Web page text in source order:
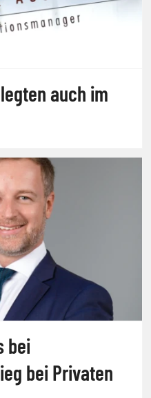
auch im
bei
bei Privaten